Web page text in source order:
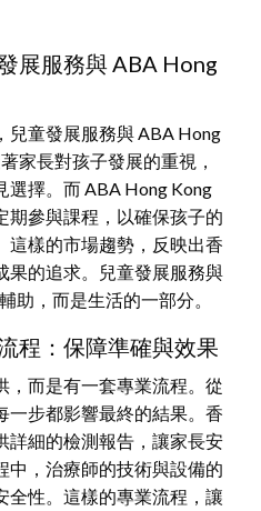
展服務與 ABA Hong
兒童發展服務與 ABA Hong
家長對孩子發展的重視，
選擇。而 ABA Hong Kong
期參與課程，以確保孩子的
這樣的市場趨勢，反映出香
果的追求。兒童發展服務與
助，而是生活的一部分。
程：保障準確與效果
，而是有一套專業流程。從
一步都影響最終的結果。香
詳細的檢測報告，讓家長安
中，治療師的技術與設備的
全性。這樣的專業流程，讓